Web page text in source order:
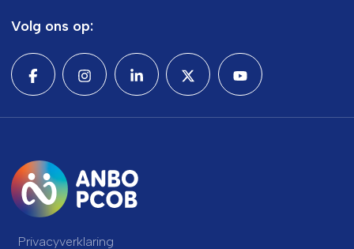
Volg ons op:
Privacyverklaring